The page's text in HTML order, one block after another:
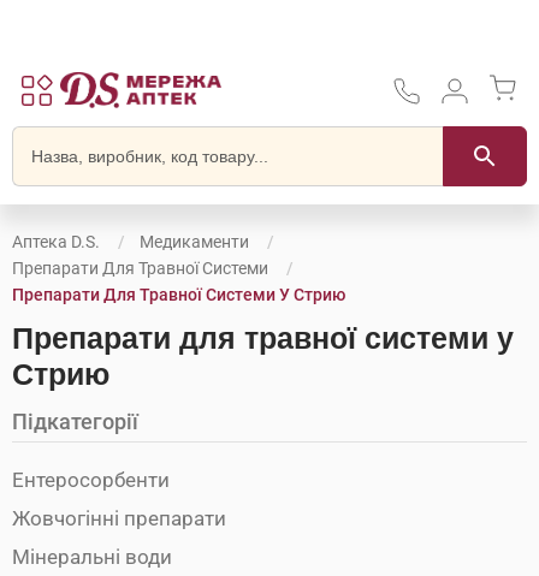
Аптека D.S.
Медикаменти
Препарати Для Травної Системи
Препарати Для Травної Системи У Стрию
Препарати для травної системи у
Стрию
Підкатегорії
Ентеросорбенти
Жовчогінні препарати
Мінеральні води